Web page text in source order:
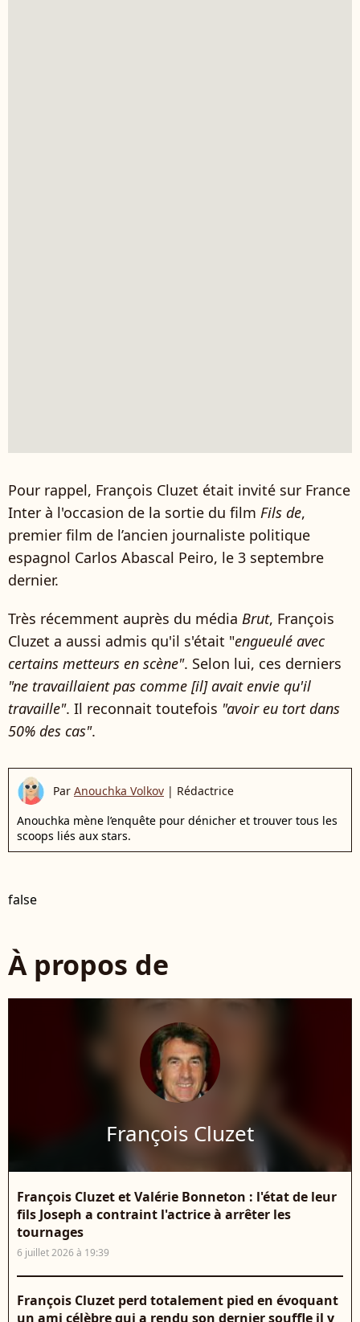
Pour rappel, François Cluzet était invité sur France
Inter à l'occasion de la sortie du film Fils de,
premier film de l’ancien journaliste politique
espagnol Carlos Abascal Peiro, le 3 septembre
dernier.
Très récemment auprès du média Brut, François
Cluzet a aussi admis qu'il s'était "engueulé avec
certains metteurs en scène". Selon lui, ces derniers
"ne travaillaient pas comme [il] avait envie qu'il
travaille". Il reconnait toutefois "avoir eu tort dans
50% des cas".
Par Anouchka Volkov | Rédactrice
Anouchka mène l’enquête pour dénicher et trouver tous les
scoops liés aux stars.
false
À propos de
François Cluzet
François Cluzet et Valérie Bonneton : l'état de leur
fils Joseph a contraint l'actrice à arrêter les
tournages
6 juillet 2026 à 19:39
François Cluzet perd totalement pied en évoquant
un ami célèbre qui a rendu son dernier souffle il y